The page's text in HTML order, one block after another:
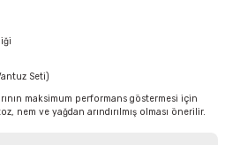
Seti)
maksimum performans göstermesi için
nem ve yağdan arındırılmış olması önerilir.